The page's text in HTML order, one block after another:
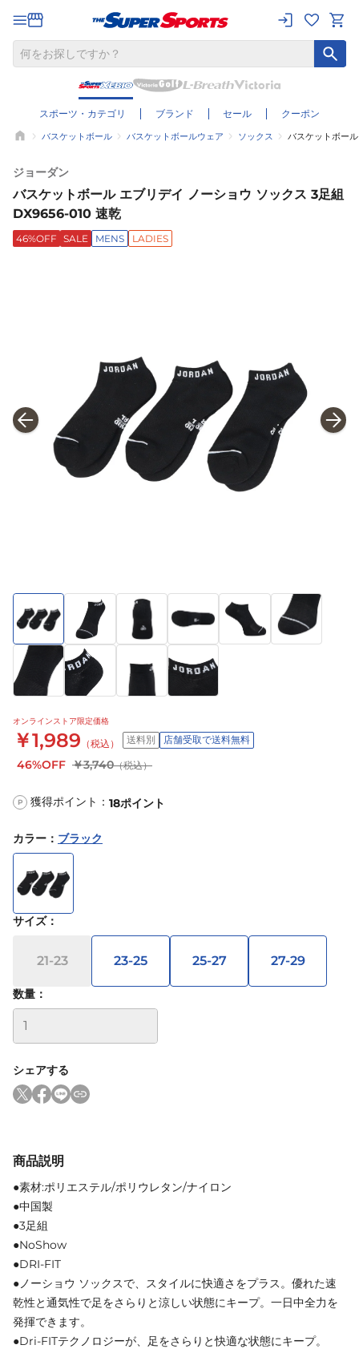
スポーツ・カテゴリ ブランド セール クーポン
バスケットボール バスケットボールウェア ソックス バスケットボー
ジョーダン
バスケットボール エブリデイ ノーショウ ソックス 3足組
DX9656-010 速乾
46%OFF SALE MENS LADIES
オンラインストア限定価格
￥1,989 （税込） 送料別 店舗受取で送料無料
46%OFF ￥3,740（税込）
P 獲得ポイント： 18ポイント
カラー ： ブラック
サイズ：
21-23 23-25 25-27 27-29
数量：
シェアする
商品説明
●素材:ポリエステル/ポリウレタン/ナイロン
●中国製
●3足組
●NoShow
●DRI-FIT
●ノーショウ ソックスで、スタイルに快適さをプラス。優れた速
乾性と通気性で足をさらりと涼しい状態にキープ。一日中全力を
発揮できます。
●Dri-FITテクノロジーが、足をさらりと快適な状態にキープ。